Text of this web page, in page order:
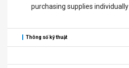
purchasing supplies individually
Thông số kỹ thuật